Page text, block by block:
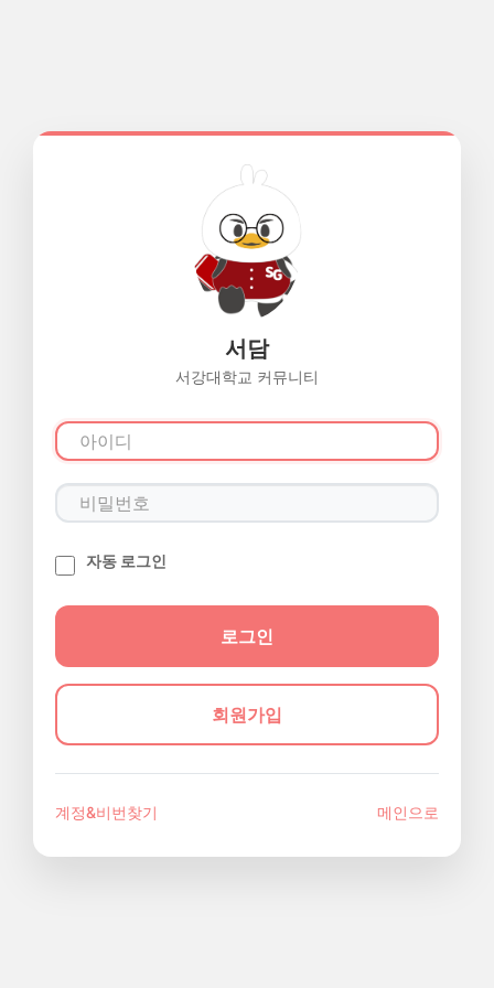
서담
서강대학교 커뮤니티
자동 로그인
회원가입
계정&비번찾기 메인으로